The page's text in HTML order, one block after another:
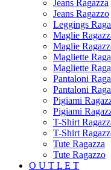
Jeans Ragazza
Jeans Ragazzo
Leggings
Maglie
Maglie
Magliette
Magliette
Pantaloni
Pantaloni
Pigiami
Pigiami
T-Shirt
T-Shirt
Tute Ragazza
Tute Ragazzo
O U T L E T